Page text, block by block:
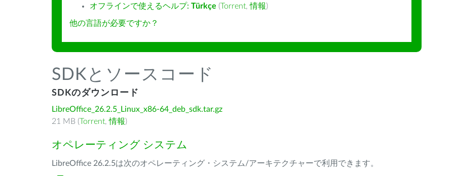
オフラインで使えるヘルプ: Türkçe (Torrent,情報)
他の言語が必要ですか？
SDKとソースコード
SDKのダウンロード
LibreOffice_26.2.5_Linux_x86-64_deb_sdk.tar.gz
21 MB (Torrent,情報)
オペレーティング システム
LibreOffice 26.2.5は次のオペレーティング・システム/アーキテクチャーで利用できます。